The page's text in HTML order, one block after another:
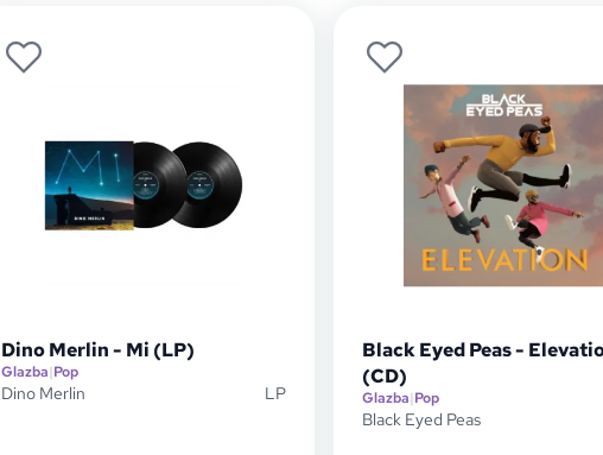
Dino Merlin - Mi (LP)
Glazba|Pop
Dino Merlin LP
Black Eyed Peas -
(CD)
Glazba|Pop
Black Eyed Peas